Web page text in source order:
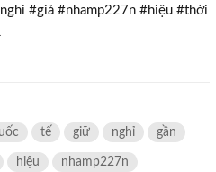
#giả #nhamp227n #hiệu #thời
tế giữ nghỉ gần
hiệu nhamp227n